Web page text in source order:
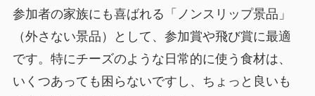
参加者の家族にも喜ばれる「ノンスリップ景品」
（外さない景品）として、参加賞や飛び賞に最適
です。特にチーズのような日常的に使う食材は、
いくつあっても困らないですし、ちょっと良いも